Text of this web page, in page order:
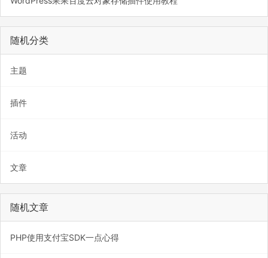
随机分类
主题
插件
活动
文章
随机文章
PHP使用支付宝SDK一点心得